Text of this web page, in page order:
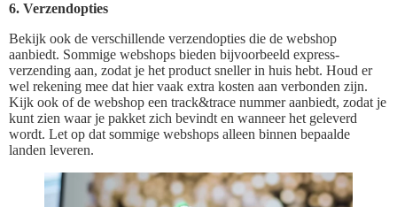
6. Verzendopties
Bekijk ook de verschillende verzendopties die de webshop
aanbiedt. Sommige webshops bieden bijvoorbeeld express-
verzending aan, zodat je het product sneller in huis hebt. Houd er
wel rekening mee dat hier vaak extra kosten aan verbonden zijn.
Kijk ook of de webshop een track&trace nummer aanbiedt, zodat je
kunt zien waar je pakket zich bevindt en wanneer het geleverd
wordt. Let op dat sommige webshops alleen binnen bepaalde
landen leveren.